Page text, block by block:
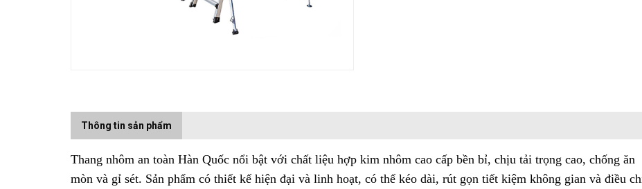
Thông tin sản phẩm
Thang nhôm an toàn Hàn Quốc nổi bật với chất liệu hợp kim nhôm cao cấp bền bỉ, chịu tải trọng cao, chống ăn
mòn và gỉ sét. Sản phẩm có thiết kế hiện đại và linh hoạt, có thể kéo dài, rút gọn tiết kiệm không gian và điều